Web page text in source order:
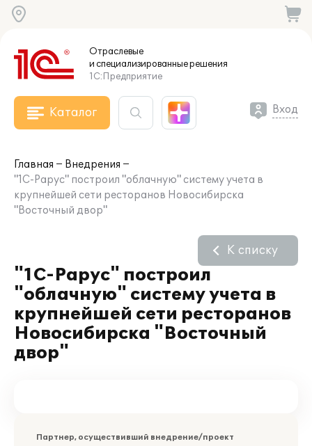
Отраслевые
и специализированныерешения
1С:Предприятие
Каталог Вход
Главная
Внедрения
"1С-Рарус" построил "облачную" систему учета в
крупнейшей сети ресторанов Новосибирска
"Восточный двор"
"1С-Рарус" построил
"облачную" систему учета в
крупнейшей сети ресторанов
Новосибирска "Восточный
двор"
К списку
Партнер, осуществивший внедрение/проект